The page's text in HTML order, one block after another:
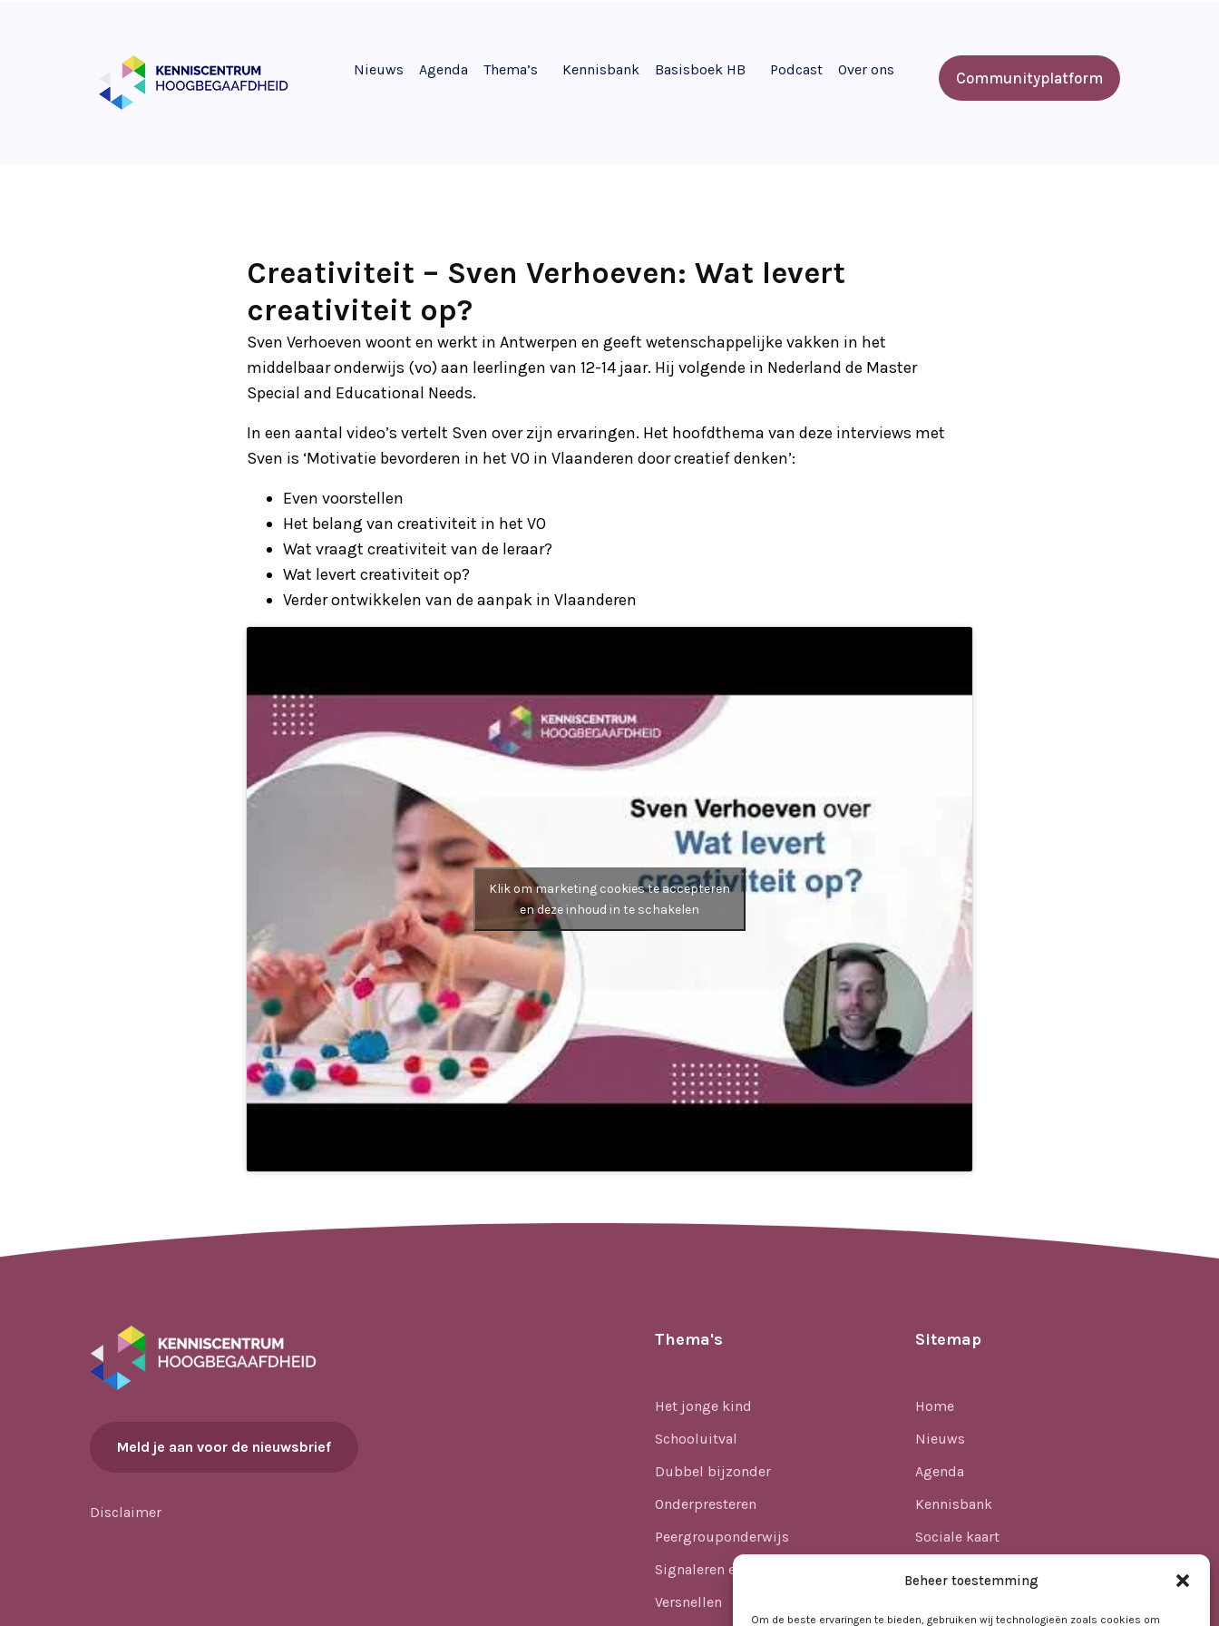
Beheer toestemming
Om de beste ervaringen te bieden, gebruiken wij technologieën zoals cookies om
Nieuws Agenda Thema’s Kennisbank Basisboek HB Podcast Over ons Communityplatform
Creativiteit – Sven Verhoeven: Wat levert
creativiteit op?
Sven Verhoeven woont en werkt in Antwerpen en geeft wetenschappelijke vakken in het
middelbaar onderwijs (vo) aan leerlingen van 12-14 jaar. Hij volgende in Nederland de Master
Special and Educational Needs.
In een aantal video’s vertelt Sven over zijn ervaringen. Het hoofdthema van deze interviews met
Sven is ‘Motivatie bevorderen in het VO in Vlaanderen door creatief denken’:
Even voorstellen
Het belang van creativiteit in het VO
Wat vraagt creativiteit van de leraar?
Wat levert creativiteit op?
Verder ontwikkelen van de aanpak in Vlaanderen
Klik om marketing cookies te accepteren
en deze inhoud in te schakelen
Meld je aan voor de nieuwsbrief
Disclaimer
Thema's
Het jonge kind
Schooluitval
Dubbel bijzonder
Onderpresteren
Peergrouponderwijs
Signaleren en identificeren
Versnellen
Sitemap
Home
Nieuws
Agenda
Kennisbank
Sociale kaart